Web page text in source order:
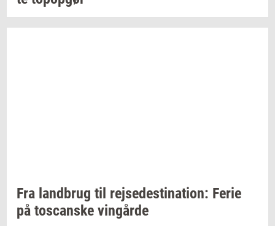
Fra land­brug til rej­se­desti­na­tion: Ferie
på toscan­ske vin­går­de